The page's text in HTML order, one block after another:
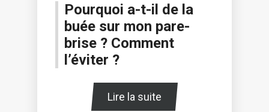
Pourquoi a-t-il de la
buée sur mon pare-
brise ? Comment
l’éviter ?
Lire la suite